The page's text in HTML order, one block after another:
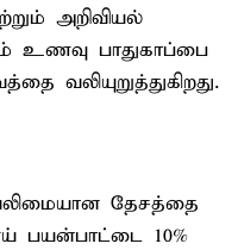
அறிவியல்
உணவு பாதுகாப்பை
வலியுறுத்துகிறது.
தேசத்தை
10%